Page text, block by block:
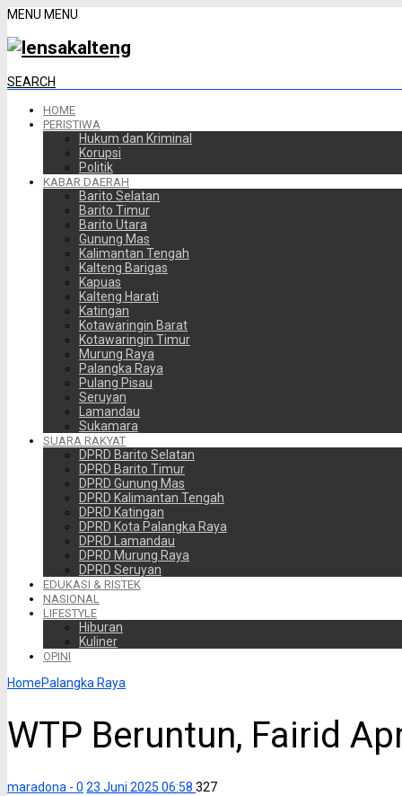
MENU MENU
SEARCH
HOME
PERISTIWA
Hukum dan Kriminal
Korupsi
Politik
KABAR DAERAH
Barito Selatan
Barito Timur
Barito Utara
Gunung Mas
Kalimantan Tengah
Kalteng Barigas
Kapuas
Kalteng Harati
Katingan
Kotawaringin Barat
Kotawaringin Timur
Murung Raya
Palangka Raya
Pulang Pisau
Seruyan
Lamandau
Sukamara
SUARA RAKYAT
DPRD Barito Selatan
DPRD Barito Timur
DPRD Gunung Mas
DPRD Kalimantan Tengah
DPRD Katingan
DPRD Kota Palangka Raya
DPRD Lamandau
DPRD Murung Raya
DPRD Seruyan
EDUKASI & RISTEK
NASIONAL
LIFESTYLE
Hiburan
Kuliner
OPINI
HomePalangka Raya
WTP Beruntun, Fairid
maradona - 0 23 Juni 2025 06:58 327